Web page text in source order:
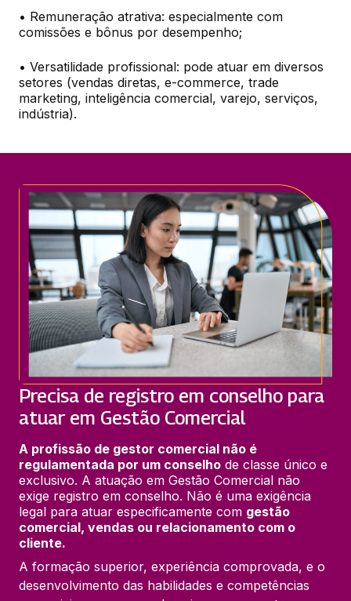
• Remuneração atrativa: especialmente com
comissões e bônus por desempenho;
• Versatilidade profissional: pode atuar em diversos
setores (vendas diretas, e-commerce, trade
marketing, inteligência comercial, varejo, serviços,
indústria).
Precisa de registro em conselho para
atuar em Gestão Comercial
A profissão de gestor comercial não é
regulamentada por um conselho de classe único e
exclusivo. A atuação em Gestão Comercial não
exige registro em conselho. Não é uma exigência
legal para atuar especificamente com gestão
comercial, vendas ou relacionamento com o
cliente.
A formação superior, experiência comprovada, e o
desenvolvimento das habilidades e competências